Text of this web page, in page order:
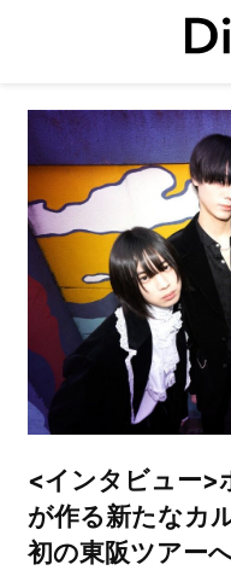
<インタビュー>
が作る新たなカ
初の東阪ツアー